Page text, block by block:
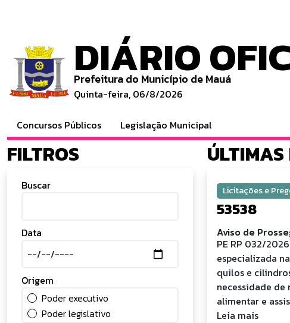
DIÁRIO
Prefeitura do Município de Mauá
Quinta-feira, 06/8/2026
Concursos Públicos Legislação Municipal
FILTROS
Buscar
Data
Origem
Poder executivo
Poder legislativo
ÚLTIMAS
Licitações e
53538
Aviso de
PE RP 032/
especializada
quilos e
necessidade de
alimentar e
Leia mais